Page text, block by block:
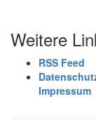
Weitere
RSS Feed
Impressum